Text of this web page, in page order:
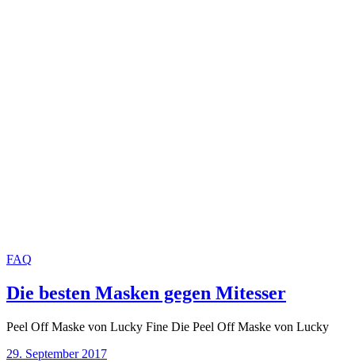
FAQ
Die besten Masken gegen Mitesser
Peel Off Maske von Lucky Fine Die Peel Off Maske von Lucky
29. September 2017